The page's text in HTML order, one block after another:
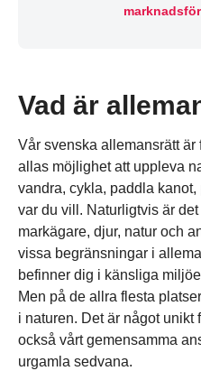
Externt innehåll
Vad är
Vår svenska allemansrätt
allas möjlighet att uppleva
vandra, cykla, paddla
var du vill. Naturligtvis är
markägare, djur, natur och
vissa begränsningar i
befinner dig i känsliga
Men på de allra flesta
i naturen. Det är något unikt
också vårt gemensamma
urgamla sedvana.